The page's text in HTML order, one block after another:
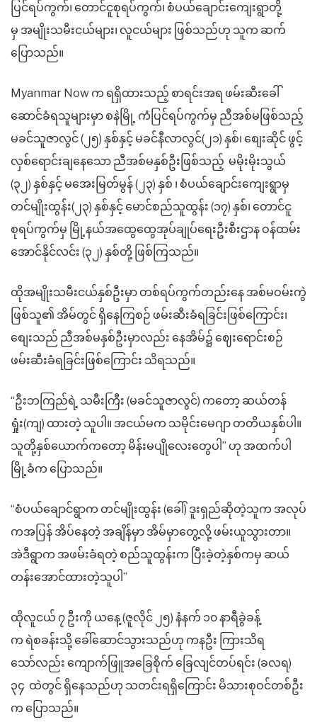
ပြင်ရပ်ကွက်၊ တောင်ငူစုရပ်ကွက်၊ စံပယ်ချောင်းကျေးရွာတို့
မှ အမျိုးသမီးငယ်များ၊ လူငယ်များ ဖြစ်သည်ဟု သူက ဆက်
ပြောသည်။
Myanmar Now က ရရှိထားသည့် စာရင်းအရ ဖမ်းဆီးခေါ်
ဆောင်ခံရသူများမှာ စနဲမြို့ ကံပြင်ရပ်ကွက်မှ ညီအစ်မဖြစ်သည့်
မခင်သူဇာလွင် (၂၅) နှစ်နှင့် မခင်နီလာလွင်(၂၁) နှစ်၊ စျေးဆိုင် ဖွင့်
လှစ်ရောင်းချနေသော ညီအစ်မနှစ်ဦးဖြစ်သည့် မမိုးမိုးသွယ်
(၃၂) နှစ်နှင့် မအေးမြတ်မွန် (၂၃) နှစ် ၊ စံပယ်ချောင်းကျေးရွာမှ
တင်မျိုးထွန်း(၂၃) နှစ်နှင့် မောင်စည်သူထွန်း (၁၇) နှစ်၊ တောင်ငူ
စုရပ်ကွက်မှ မြို့နယ်အထွေထွေအုပ်ချုပ်ရေးဦးစီးဌာန ဝန်ထမ်း
အောင်နိုင်လင်း (၃၂) နှစ်တို့ ဖြစ်ကြသည်။
ထိုအမျိုးသမီးငယ်နှစ်ဦးမှာ တစ်ရပ်ကွက်တည်းနေ အစ်မဝမ်းကွဲ
ဖြစ်သူ၏ အိမ်တွင် ရှိနေကြစဉ် ဖမ်းဆီးခံရခြင်းဖြစ်ကြောင်း၊
စျေးသည် ညီအစ်မနှစ်ဦးမှာလည်း နေအိမ်၌ ဈေးရောင်းစဉ်
ဖမ်းဆီးခံရခြင်းဖြစ်ကြောင်း သိရသည်။
“ဦးဘကြည်ရဲ့ သမီးကြီး (မခင်သူဇာလွင်) ကတော့ ဆယ်တန်
ရှုံး(ကျ) ထားတဲ့ သူပါ။ အငယ်မက သမိုင်းမေဂျာ တတိယနှစ်ပါ။
သူတို့နှစ်ယောက်ကတော့ မိန်းမပျိုလေးတွေပါ” ဟု အထက်ပါ
မြို့ခံက ပြောသည်။
“စံပယ်ချောင်ရွာက တင်မျိုးထွန်း (ခေါ်) ဒူးရှည်ဆိုတဲ့သူက အလုပ်
ကအပြန် အိပ်နေတဲ့ အချိန်မှာ အိမ်မှာတွေ့လို့ ဖမ်းယူသွားတာ။
အဲဒီရွာက အဖမ်းခံရတဲ့ စည်သူထွန်းက ပြီးခဲ့တဲ့နှစ်ကမှ ဆယ်
တန်းအောင်ထားတဲ့သူပါ”
ထိုလူငယ် ၇ ဦးကို ယနေ့ (ဇူလိုင် ၂၅) နံနက် ၁၀ နာရီခွဲခန့်
က ရဲစခန်းသို့ ခေါ်ဆောင်သွားသည်ဟု ကနဦး ကြားသိရ
သော်လည်း ကျောက်ဖြူအခြေစိုက် ခြေလျင်တပ်ရင်း (ခလရ)
၃၄ ထဲတွင် ရှိနေသည်ဟု သတင်းရရှိကြောင်း မိသားစုဝင်တစ်ဦး
က ပြောသည်။